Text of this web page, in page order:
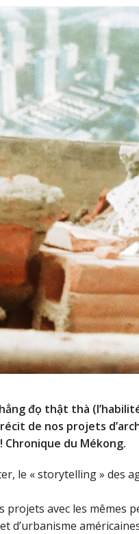
đọ thật thà
de nos projets
Chronique du Mékong.
le « storytelling » des
projets avec les mêmes
d’urbanisme